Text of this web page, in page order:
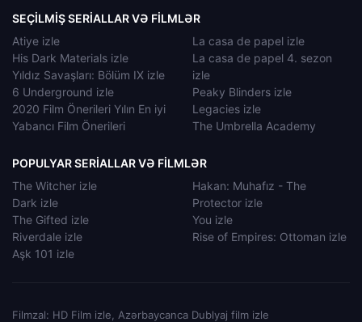
SEÇILMIŞ SERIALLAR VƏ FILMLƏR
Atiye izle
His Dark Materials izle
Yıldız Savaşları: Bölüm IX izle
6 Underground izle
2020 Film Önerileri Yılın En iyi
Yabancı Film Önerileri
La casa de papel izle
La casa de papel 4. sezon
izle
Peaky Blinders izle
Legacies izle
The Umbrella Academy
POPULYAR SERIALLAR VƏ FILMLƏR
The Witcher izle
Dark izle
The Gifted izle
Riverdale izle
Aşk 101 izle
Hakan: Muhafız - The
Protector izle
You izle
Rise of Empires: Ottoman izle
Filmzal: HD Film izle, Azərbaycanca Dublyaj film izle